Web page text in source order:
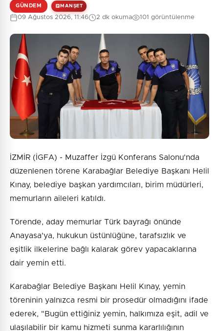
GÜNDEM MANŞET
09 Ağustos 2026, 11:46 2 dk okuma 101 görüntülenme
İZMİR (İGFA) - Muzaffer İzgü Konferans Salonu'nda
düzenlenen törene Karabağlar Belediye Başkanı Helil
Kınay, belediye başkan yardımcıları, birim müdürleri,
memurların aileleri katıldı.
Törende, aday memurlar Türk bayrağı önünde
Anayasa'ya, hukukun üstünlüğüne, tarafsızlık ve
eşitlik ilkelerine bağlı kalarak görev yapacaklarına
dair yemin etti.
Karabağlar Belediye Başkanı Helil Kınay, yemin
töreninin yalnızca resmi bir prosedür olmadığını ifade
ederek, "Bugün ettiğiniz yemin, halkımıza eşit, adil ve
ulaşılabilir bir kamu hizmeti sunma kararlılığının